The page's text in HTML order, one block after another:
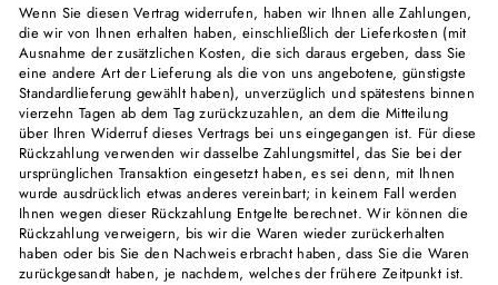
Wenn Sie diesen Vertrag widerrufen, haben wir Ihnen alle Zahlungen,
die wir von Ihnen erhalten haben, einschließlich der Lieferkosten (mit
Ausnahme der zusätzlichen Kosten, die sich daraus ergeben, dass Sie
eine andere Art der Lieferung als die von uns angebotene, günstigste
Standardlieferung gewählt haben), unverzüglich und spätestens binnen
vierzehn Tagen ab dem Tag zurückzuzahlen, an dem die Mitteilung
über Ihren Widerruf dieses Vertrags bei uns eingegangen ist. Für diese
Rückzahlung verwenden wir dasselbe Zahlungsmittel, das Sie bei der
ursprünglichen Transaktion eingesetzt haben, es sei denn, mit Ihnen
wurde ausdrücklich etwas anderes vereinbart; in keinem Fall werden
Ihnen wegen dieser Rückzahlung Entgelte berechnet. Wir können die
Rückzahlung verweigern, bis wir die Waren wieder zurückerhalten
haben oder bis Sie den Nachweis erbracht haben, dass Sie die Waren
zurückgesandt haben, je nachdem, welches der frühere Zeitpunkt ist.